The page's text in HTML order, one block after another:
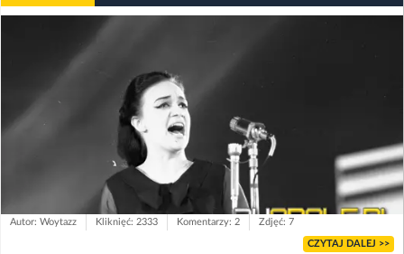
Autor: Woytazz Kliknięć: 2333 Komentarzy: 2 Zdjęć: 7
CZYTAJ DALEJ >>